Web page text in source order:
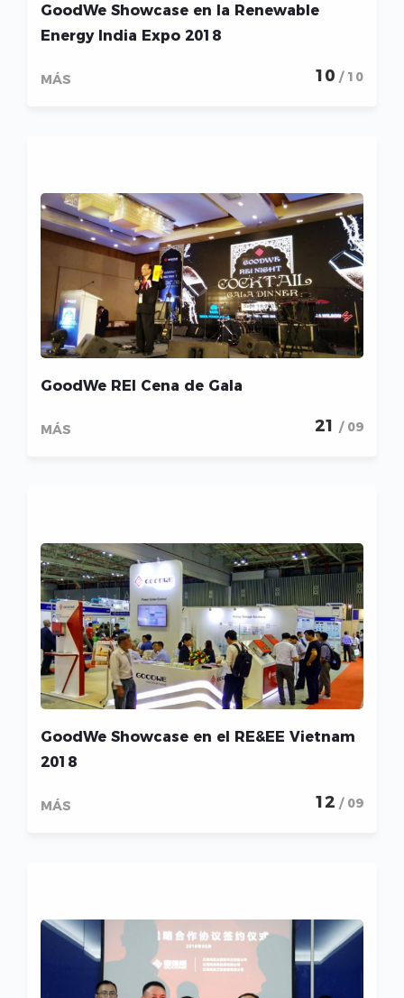
GoodWe Showcase en la Renewable
Energy India Expo 2018
MÁS 10 / 10
GoodWe REI Cena de Gala
MÁS 21 / 09
GoodWe Showcase en el RE&EE Vietnam
2018
MÁS 12 / 09